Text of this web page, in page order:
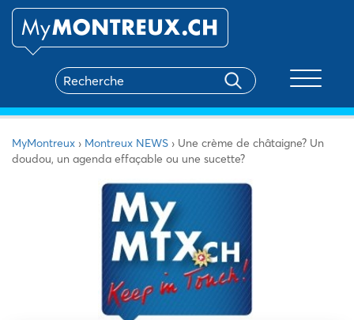
MyMontreux › Montreux NEWS › Une crème de châtaigne? Un
doudou, un agenda effaçable ou une sucette?